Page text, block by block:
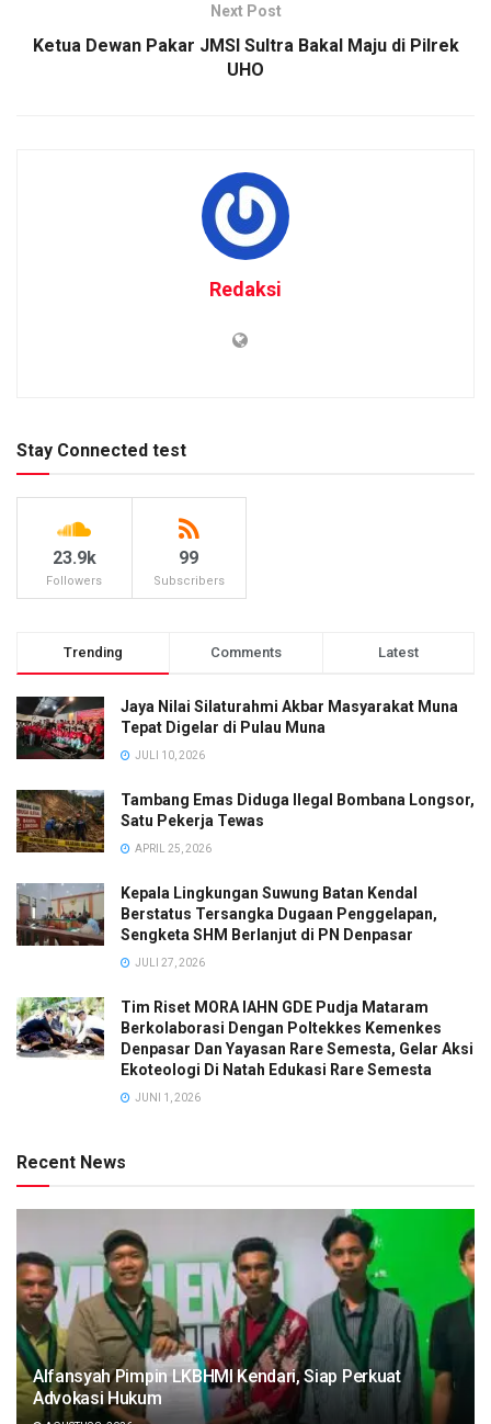
Next Post
Ketua Dewan Pakar JMSI Sultra Bakal Maju di Pilrek
UHO
Redaksi
Stay Connected test
23.9k
Followers
99
Subscribers
Trending Comments Latest
Jaya Nilai Silaturahmi Akbar Masyarakat Muna
Tepat Digelar di Pulau Muna
JULI 10, 2026
Tambang Emas Diduga Ilegal Bombana Longsor,
Satu Pekerja Tewas
APRIL 25, 2026
Kepala Lingkungan Suwung Batan Kendal
Berstatus Tersangka Dugaan Penggelapan,
Sengketa SHM Berlanjut di PN Denpasar
JULI 27, 2026
gerakan kecil
Riset
Kementerian
Agama
(MORA) The
Air Funds
2026 Institut
Agama Hindu
Tim Riset MORA IAHN GDE Pudja Mataram
Berkolaborasi Dengan Poltekkes Kemenkes
Denpasar Dan Yayasan Rare Semesta, Gelar Aksi
Ekoteologi Di Natah Edukasi Rare Semesta
JUNI 1, 2026
Recent News
Alfansyah Pimpin LKBHMI Kendari, Siap Perkuat
Advokasi Hukum